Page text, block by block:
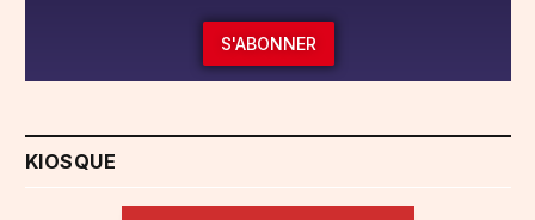
S'ABONNER
KIOSQUE